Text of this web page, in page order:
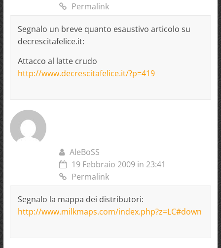
Permalink
Segnalo un breve quanto esaustivo articolo su
decrescitafelice.it:
Attacco al latte crudo
http://www.decrescitafelice.it/?p=419
AleBoSS
19 Febbraio 2009 in 23:41
Permalink
Segnalo la mappa dei distributori:
http://www.milkmaps.com/index.php?z=LC#down